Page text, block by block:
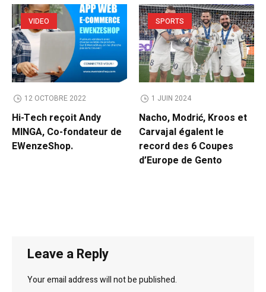
VIDEO
12 OCTOBRE 2022
Hi-Tech reçoit Andy
MINGA, Co-fondateur de
EWenzeShop.
SPORTS
1 JUIN 2024
Nacho, Modrić, Kroos et
Carvajal égalent le
record des 6 Coupes
d’Europe de Gento
Leave a Reply
Your email address will not be published.